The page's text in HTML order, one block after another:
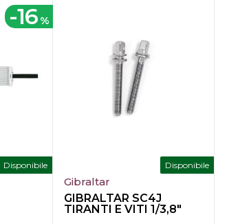
-16 %
Disponibile Disponibile
Gibraltar
GIBRALTAR SC4J
TIRANTI E VITI 1/3,8"